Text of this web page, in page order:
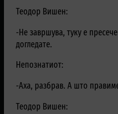
Теодор Вишен:
-Не завршува, туку е
догледате.
Непознатиот:
-Аха, разбрав. А што
Теодор Вишен: